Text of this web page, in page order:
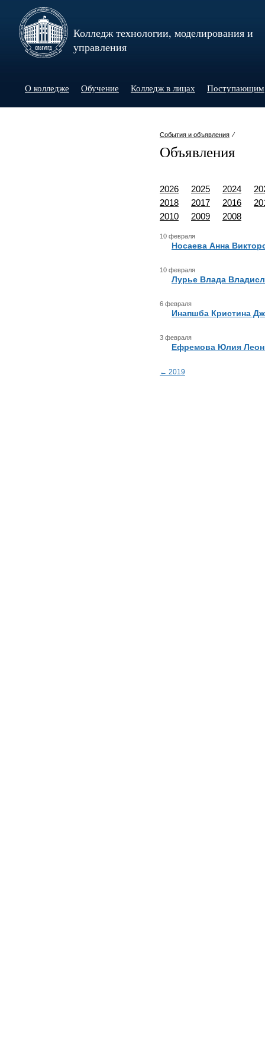
Колледж технологии, моделирования и
управления
О колледже Обучение Колледж в лицах Поступающим
События и объявления ⁄
Объявления
2026 2025 2024
2018
2017 2016
2010
2009 2008
10 февраля
Носаева Анна
10 февраля
Лурье Влада
6 февраля
Инапшба Кристина
3 февраля
Ефремова Юлия
← 2019